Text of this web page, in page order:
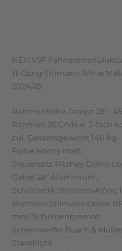
NEU VSF
11-Gang Shimano Alfine
2024/25
Rahmenhöhe Tarepz 28″:
Rahmen 25 CrMo 4, 2-fach
zul. Gesamtgewicht 140 kg
Farbe ebony matt
Steuersatz Ritchey Comp
Gabel 28″ Aluminium,
Schaltwerk Shimano Alfine
Bremsen Shimano Deore
mm) Scheibenbremse
Scheinwerfer Busch &
Standlicht